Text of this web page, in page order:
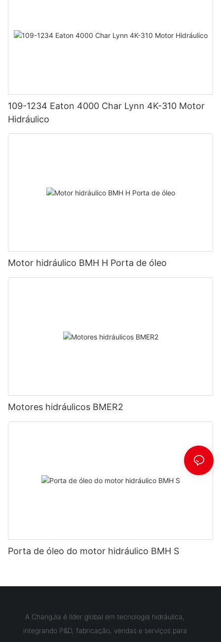
109-1234 Eaton 4000 Char Lynn 4K-310 Motor
Hidráulico
Motor hidráulico BMH H Porta de óleo
Motores hidráulicos BMER2
Porta de óleo do motor hidráulico BMH S
A ChangJia é líder global em tecnologia hidráulica,
integrando P&D, fabricação, vendas e serviços para